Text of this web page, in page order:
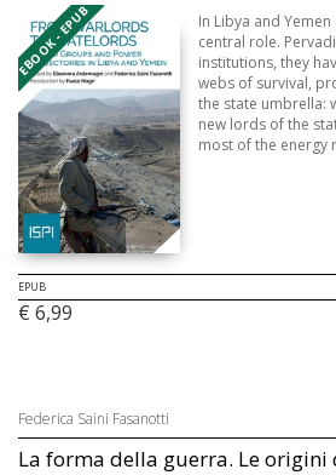
EBOOK - EPUB
In Libya and
central role.
institutions, they
webs of survival,
the state umbrella:
new lords of the
most of the energy
EPUB
€ 6,99
Federica Saini Fasanotti
La forma della guerra. Le origini